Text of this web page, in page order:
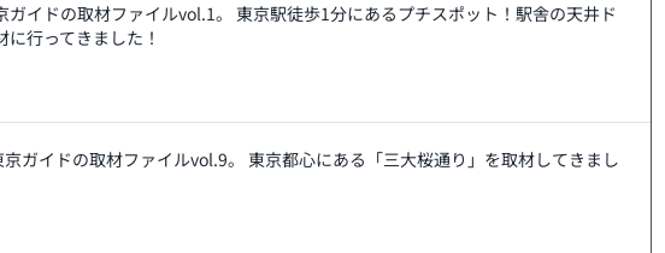
ガイドの取材ファイルvol.1。 東京駅徒歩1分にあるプチスポット！駅舎の天井ド
に行ってきました！
ガイドの取材ファイルvol.9。 東京都心にある「三大桜通り」を取材してきまし